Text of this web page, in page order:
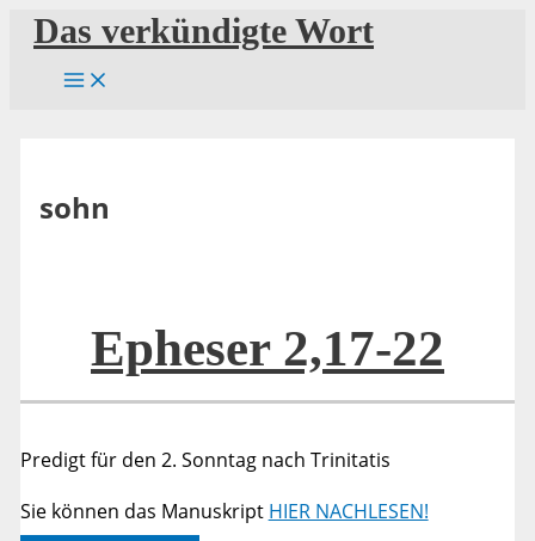
Zum
Inhalt
springen
Das verkündigte Wort
sohn
Epheser 2,17-22
Predigt für den 2. Sonntag nach Trinitatis
Sie können das Manuskript HIER NACHLESEN!